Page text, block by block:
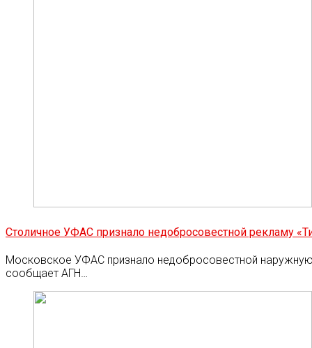
Столичное УФАС признало недобросовестной рекламу
Московское УФАС признало недобросовестной
сообщает АГН…